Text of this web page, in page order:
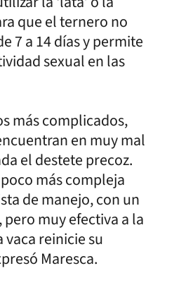
que el ternero no
7 a 14 días y permite
sexual en las
más complicados,
en muy mal
el destete precoz.
más compleja
de manejo, con un
muy efectiva a la
vaca reinicie su
Maresca.